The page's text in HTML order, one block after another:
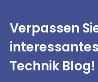
Verpassen
Technik Blog!